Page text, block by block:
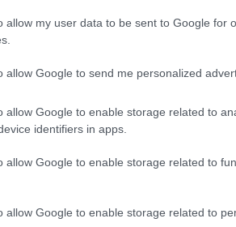
allow my user data to be sent to Google for
allow Google to send me personalized
allow Google to enable storage related to
identifiers in apps.
allow Google to enable storage related to
allow Google to enable storage related to
Instagram